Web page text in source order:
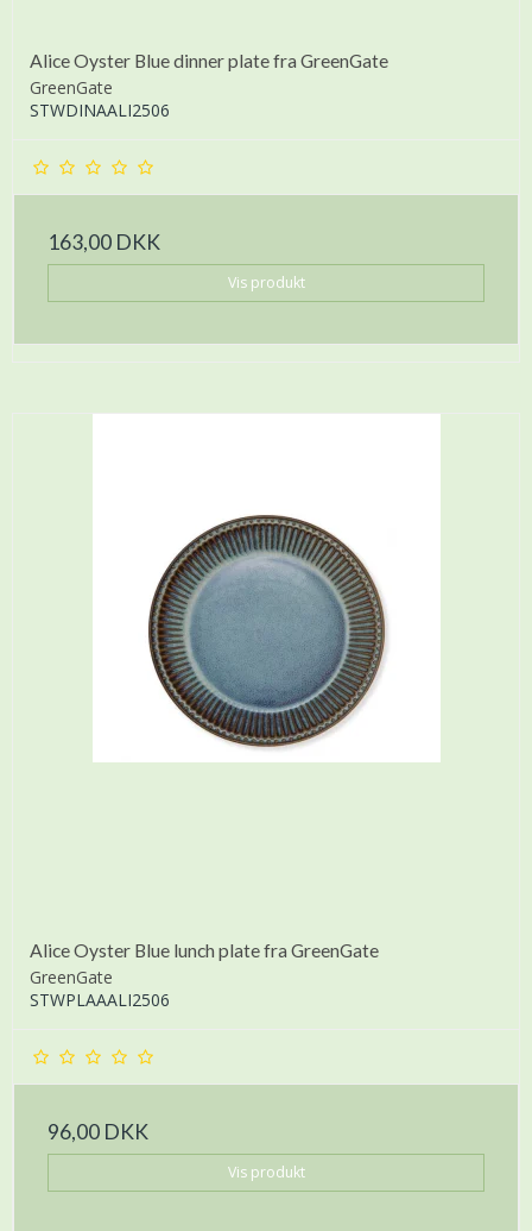
Alice Oyster Blue dinner plate fra GreenGate
GreenGate
STWDINAALI2506
163,00 DKK
Vis produkt
Alice Oyster Blue lunch plate fra GreenGate
GreenGate
STWPLAAALI2506
96,00 DKK
Vis produkt